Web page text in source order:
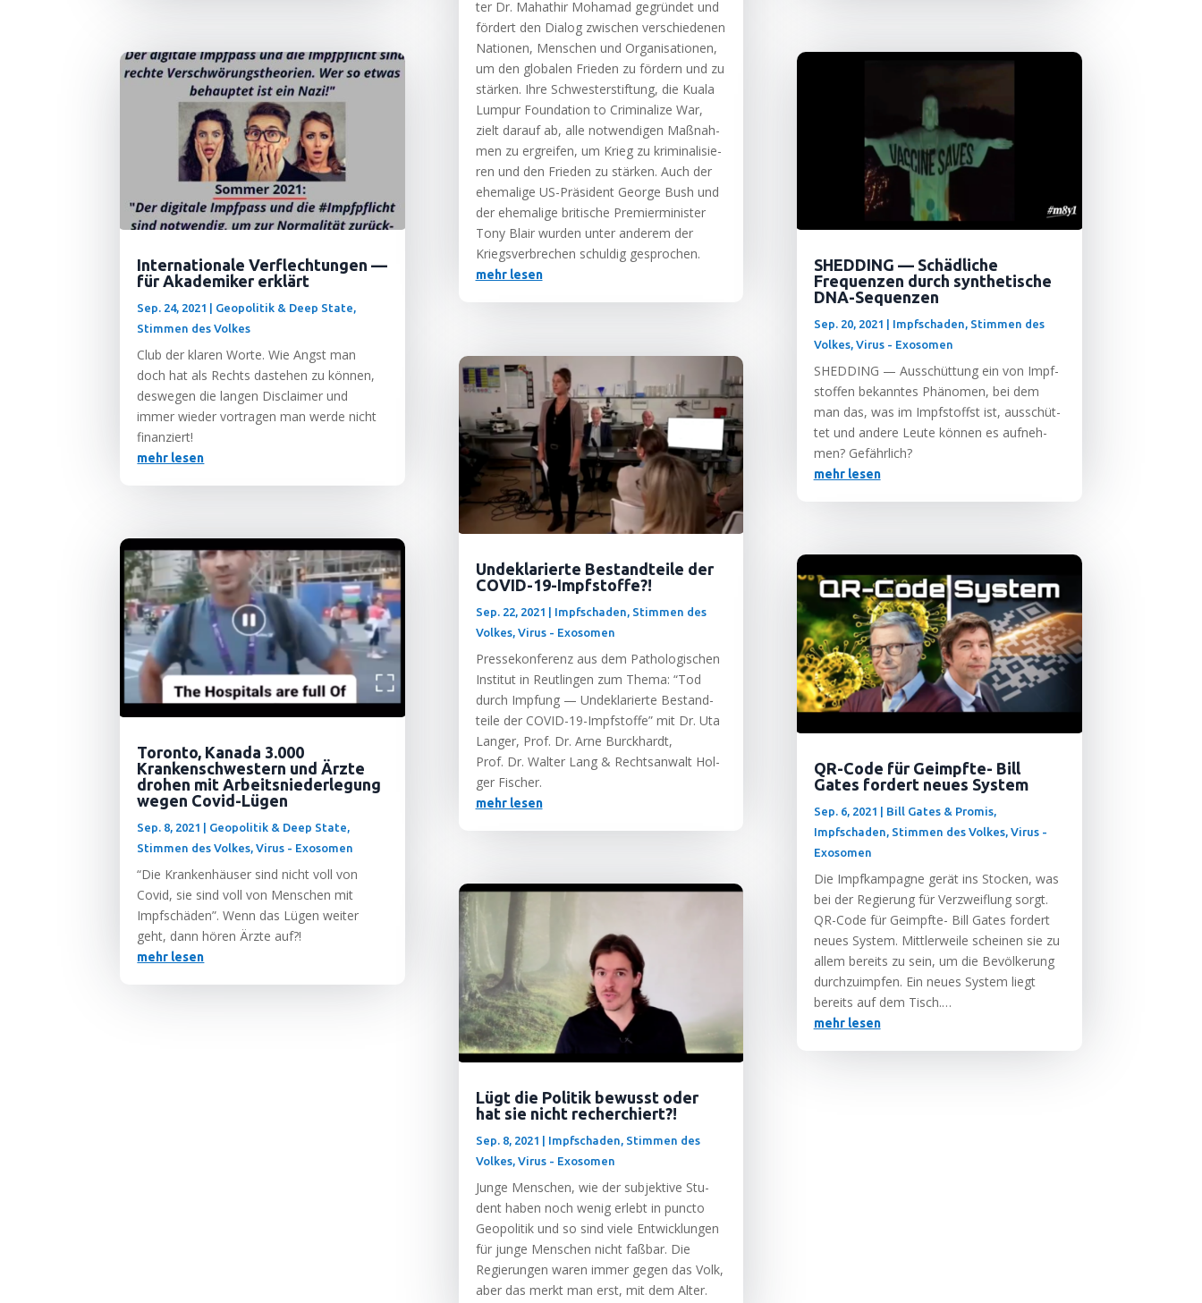
Internationale Verflechtungen —
für Akademiker erklärt
Sep. 24, 2021 Geopolitik & Deep State,
Stimmen des Volkes
Club der kla­ren Wor­te. Wie Angst man
doch hat als Rechts daste­hen zu kön­nen,
des­we­gen die lan­gen Dis­clai­mer und
immer wie­der vor­tra­gen man wer­de nicht
finanziert!
mehr lesen
Toronto, Kanada 3.000
Krankenschwestern und Ärzte
drohen mit Arbeitsniederlegung
wegen Covid-Lügen
Sep. 8, 2021 | Geopolitik & Deep State,
Stimmen des Volkes,Virus - Exosomen
“Die Kran­ken­häu­ser sind nicht voll von
Covid, sie sind voll von Men­schen mit
Impf­schä­den”. Wenn das Lügen wei­ter
geht, dann hören Ärz­te auf?!
mehr lesen
ter Dr. Mahat­hir Moha­mad gegrün­det und
för­dert den Dia­log zwi­schen ver­schie­de­nen
Natio­nen, Men­schen und Orga­ni­sa­tio­nen,
um den glo­ba­len Frie­den zu för­dern und zu
stär­ken. Ihre Schwes­ter­stif­tung, die Kua­la
Lum­pur Foun­da­ti­on to Cri­mi­na­li­ze War,
zielt dar­auf ab, alle not­wen­di­gen Maß­nah­
men zu ergrei­fen, um Krieg zu kri­mi­na­li­sie­
ren und den Frie­den zu stär­ken. Auch der
ehe­ma­li­ge US-Prä­si­dent Geor­ge Bush und
der ehe­ma­li­ge bri­ti­sche Pre­mier­mi­nis­ter
Tony Blair wur­den unter ande­rem der
Kriegs­ver­bre­chen schul­dig gesprochen.
mehr lesen
Undeklarierte Bestandteile der
COVID-19-Impfstoffe?!
Sep. 22, 2021 Impfschaden, Stimmen des
Volkes, Virus - Exosomen
Pres­se­kon­fe­renz aus dem Patho­lo­gi­schen
Insti­tut in Reut­lin­gen zum The­ma: “Tod
durch Imp­fung — Unde­kla­rier­te Bestand­
tei­le der COVID-19-Impf­stof­fe” mit Dr. Uta
Lan­ger, Prof. Dr. Arne Burckhardt,
Prof. Dr. Wal­ter Lang & Rechts­an­walt Hol­
ger Fischer.
mehr lesen
Lügt die Politik bewusst oder
hat sie nicht recherchiert?!
Sep. 8, 2021 | Impfschaden, Stimmen des
Volkes, Virus - Exosomen
Jun­ge Men­schen, wie der sub­jek­ti­ve Stu­
dent haben noch wenig erlebt in punc­to
Geo­po­li­tik und so sind vie­le Ent­wick­lun­gen
für jun­ge Men­schen nicht faß­bar. Die
Regie­run­gen waren immer gegen das Volk,
aber das merkt man erst, mit dem Alter.
SHEDDING — Schädliche
Frequenzen durch synthetische
DNA-Sequenzen
Sep. 20, 2021 Impfschaden, Stimmen des
Volkes, Virus - Exosomen
SHEDDING — Aus­schüt­tung ein von Impf­
stof­fen bekann­tes Phä­no­men, bei dem
man das, was im Impf­stoff­st ist, aus­schüt­
tet und ande­re Leu­te kön­nen es auf­neh­
men? Gefährlich?
mehr lesen
QR-Code für Geimpfte- Bill
Gates fordert neues System
Sep. 6, 2021 | Bill Gates & Promis,
Impfschaden, Stimmen des Volkes, Virus -
Exosomen
Die Impf­kam­pa­gne gerät ins Sto­cken, was
bei der Regie­rung für Ver­zweif­lung sorgt.
QR-Code für Geimpf­te- Bill Gates for­dert
neu­es Sys­tem. Mitt­ler­wei­le schei­nen sie zu
allem bereits zu sein, um die Bevöl­ke­rung
durch­zu­imp­fen. Ein neu­es Sys­tem liegt
bereits auf dem Tisch.…
mehr lesen